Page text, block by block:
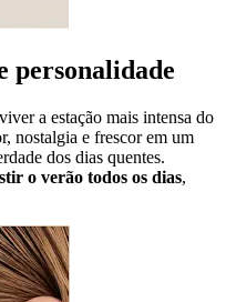
personalidade
a estação mais intensa do
nostalgia e frescor em um
dos dias quentes.
o verão todos os dias,